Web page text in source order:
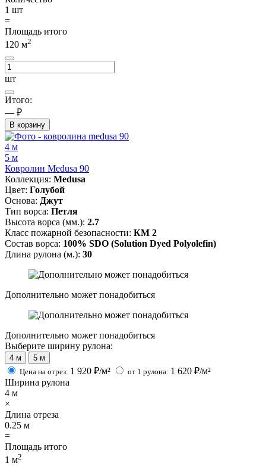
1 шт
=
Площадь итого
120 м2
шт
Итого:
— ₽
В корзину
4 м
5 м
Ковролин Medusa 90
Коллекция: Medusa
Цвет: Голубой
Основа: Джут
Тип ворса: Петля
Высота ворса (мм.): 2.7
Класс пожарной безопасности: КМ 2
Состав ворса: 100% SDO (Solution Dyed Polyolefin)
Длина рулона (м.): 30
Дополнительно может понадобиться
Дополнительно может понадобиться
Выберите ширину рулона:
4 м
5 м
Цена на отрез: 1 920 ₽/м² от 1 рулона: 1 620 ₽/м²
Ширина рулона
4 м
×
Длина отреза
0.25 м
=
Площадь итого
1 м2